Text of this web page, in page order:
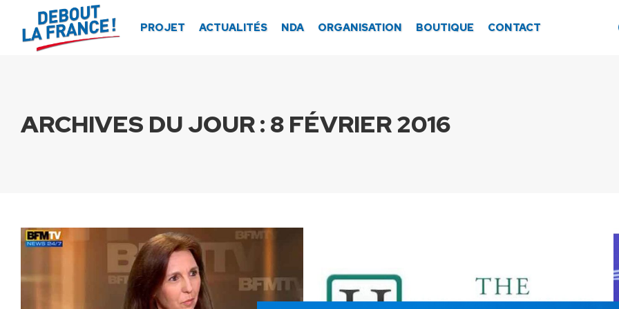
PROJET ACTUALITÉS NDA ORGANISATION BOUTIQUE CONTACT
ARCHIVES DU JOUR : 8 FÉVRIER 2016
Panneau de gestion des cookies